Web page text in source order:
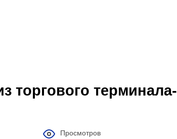
торгового терминала-
Просмотров